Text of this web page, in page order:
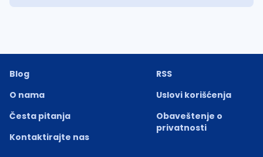
Blog
O nama
Česta pitanja
Kontaktirajte nas
RSS
Uslovi korišćenja
Obaveštenje o
privatnosti